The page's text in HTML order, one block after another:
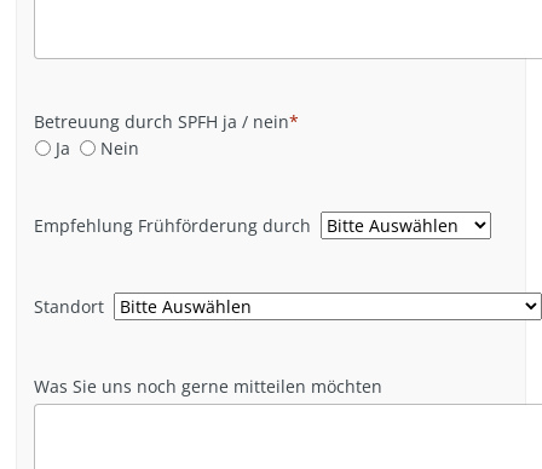
Betreuung durch SPFH ja / nein*
Ja
Nein
Empfehlung Frühförderung durch
Standort
Was Sie uns noch gerne mitteilen möchten